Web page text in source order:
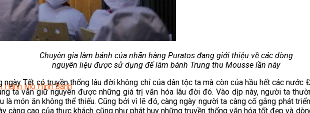
Hành Mô Hình Bánh
Chuyên gia làm bánh của nhãn hàng Puratos đang giới thiệu về các dòng
nguyên liệu được sử dụng để làm bánh Trung thu Mousse lần này
Tết có truyền thống lâu đời không chỉ của dân tộc ta mà còn của hầu hết các nước
ta vẫn giữ nguyên được những giá trị văn hóa lâu đời đó. Vào dịp này, người ta
là món ăn không thể thiếu. Cũng bởi vì lẽ đó, càng ngày người ta càng cố gắng phát
càng cao của thực khách cũng như phát huy những truyền thống văn hóa tốt đẹp và